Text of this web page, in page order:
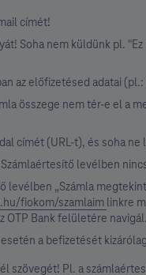
címét!
Soha nem küldünk pl.
az előfizetésed adatai
összege nem tér-e el a
címét (URL-t), és soha ne
levélben
levélben „Számla
fiokom/szamlaim linkre
OTP Bank felületére navigál.
a befizetését
szövegét! Pl. a